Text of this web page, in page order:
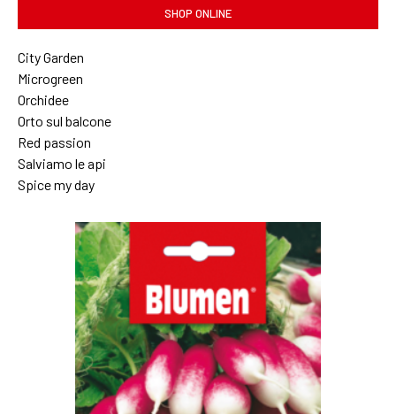
SHOP ONLINE
City Garden
Microgreen
Orchidee
Orto sul balcone
Red passion
Salviamo le api
Spice my day